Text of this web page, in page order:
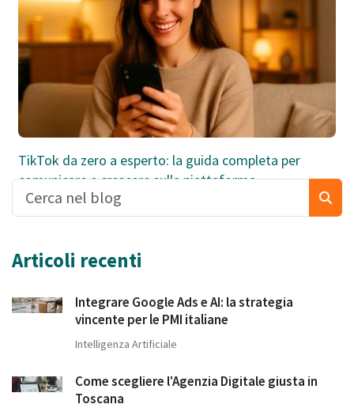
TikTok da zero a esperto: la guida completa per
comunicare e crescere sulla piattaforma
Articoli recenti
Integrare Google Ads e AI: la strategia
vincente per le PMI italiane
Intelligenza Artificiale
Come scegliere l'Agenzia Digitale giusta in
Toscana